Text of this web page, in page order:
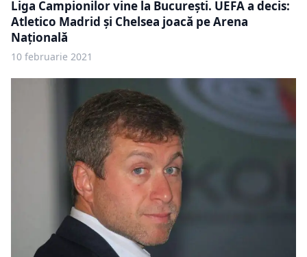
Liga Campionilor vine la Bucureşti. UEFA a decis:
Atletico Madrid şi Chelsea joacă pe Arena
Naţională
10 februarie 2021